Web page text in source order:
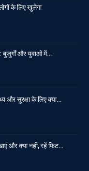
के लिए खुलेगा
बुजुर्गों और युवाओं में…
और सुरक्षा के लिए क्या…
और क्या नहीं, रहें फिट…